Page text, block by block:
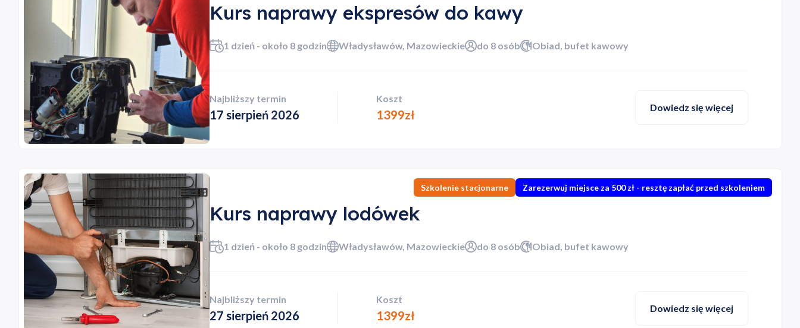
Kurs naprawy ekspresów do kawy
1 dzień - około 8 godzin Władysławów, Mazowieckie do 8 osób Obiad, bufet kawowy
Najbliższy termin
17 sierpień 2026
Koszt
1399zł
Dowiedz się więcej
Szkolenie stacjonarne Zarezerwuj miejsce za 500 zł - resztę zapłać przed szkoleniem
Kurs naprawy lodówek
1 dzień - około 8 godzin Władysławów, Mazowieckie do 8 osób Obiad, bufet kawowy
Najbliższy termin
27 sierpień 2026
Koszt
1399zł
Dowiedz się więcej